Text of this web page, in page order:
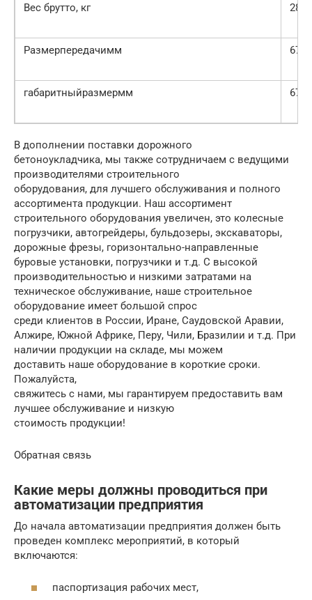
Вес брутто, кг 28.7
Размерпередачимм
габаритныйразмермм
В дополнении поставки дорожного
бетоноукладчика, мы также сотрудничаем с ведущими
производителями строительного
оборудования, для лучшего обслуживания и полного
ассортимента продукции. Наш ассортимент
строительного оборудования увеличен, это колесные
погрузчики, автогрейдеры, бульдозеры, экскаваторы,
дорожные фрезы, горизонтально-направленные
буровые установки, погрузчики и т.д. С высокой
производительностью и низкими затратами на
техническое обслуживание, наше строительное
оборудование имеет большой спрос
среди клиентов в России, Иране, Саудовской Аравии,
Алжире, Южной Африке, Перу, Чили, Бразилии и т.д. При
наличии продукции на складе, мы можем
доставить наше оборудование в короткие сроки.
Пожалуйста,
свяжитесь с нами, мы гарантируем предоставить вам
лучшее обслуживание и низкую
стоимость продукции!
Обратная связь
Какие меры должны проводиться при
автоматизации предприятия
До начала автоматизации предприятия должен быть
проведен комплекс мероприятий, в который
включаются:
паспортизация рабочих мест,